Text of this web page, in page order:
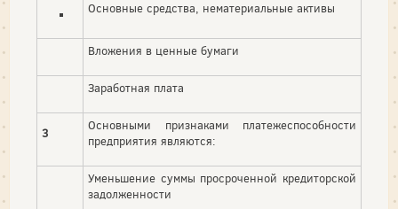
Основные средства, нематериальные активы
Вложения в ценные бумаги
Заработная плата
3
Основными признаками платежеспособности
предприятия являются:
Уменьшение суммы просроченной кредиторской
задолженности